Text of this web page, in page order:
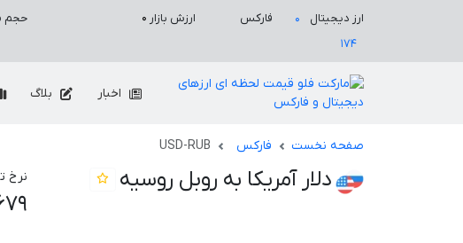
ارز دیجیتال ۰
فارکس
۱۷۴
ارزش بازار ۰ حجم
اخبار بلاگ
صفحه نخست فارکس USD-RUB
دلار آمریکا به روبل روسیه نرخ